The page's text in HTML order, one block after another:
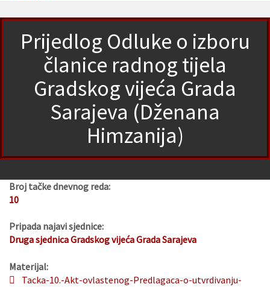
Prijedlog Odluke o izboru
članice radnog tijela
Gradskog vijeća Grada
Sarajeva (Dženana
Himzanija)
Broj tačke dnevnog reda:
10
Pripada najavi sjednice:
Druga sjednica Gradskog vijeća Grada Sarajeva
Materijal:
Tacka-10.-Akt-ovlastenog-Predlagaca-o-utvrdivanju-